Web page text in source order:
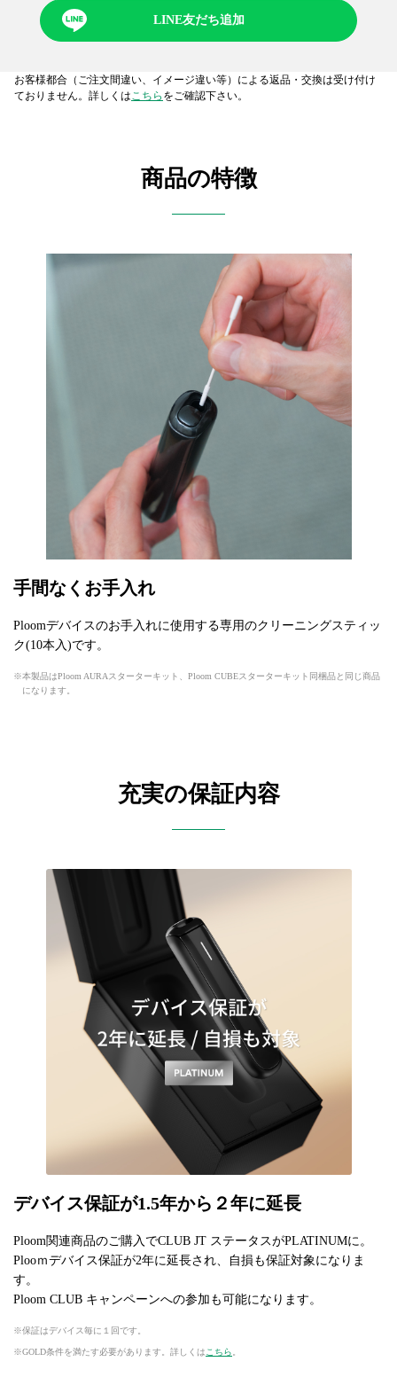
LINE友だち追加
お客様都合（ご注文間違い、イメージ違い等）による返品・交換は受け付け
ておりません。詳しくはこちら をご確認下さい。
商品の特徴
手間なくお手入れ
Ploomデバイスのお手入れに使用する専用のクリーニングスティッ
ク(10本入)です。
本製品はPloom AURAスターターキット、Ploom CUBEスターターキット同梱品と同じ商品
になります。
充実の保証内容
デバイス保証が1.5年から２年に延長
Ploom関連商品のご購入でCLUB JT ステータスがPLATINUMに。
Plooｍデバイス保証が2年に延長され、自損も保証対象になりま
す。
Ploom CLUB キャンペーンへの参加も可能になります。
保証はデバイス毎に１回です。
GOLD条件を満たす必要があります。詳しくはこちら。